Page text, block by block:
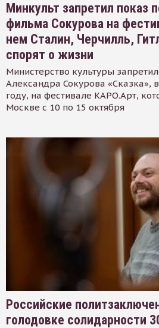
Минкульт запретил показ
фильма Сокурова на
нем Сталин, Черчилль,
спорят о жизни
Министерство культуры
Александра Сокурова «Сказка»,
году, на фестивале КАРО.Арт,
Москве с 10 по 15 октября
Российские
голодовке солидарности